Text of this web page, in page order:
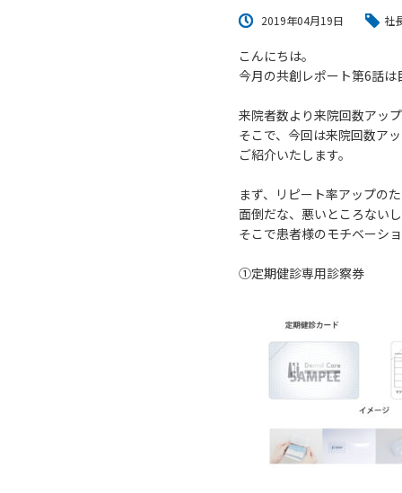
2019年04月19日 社
こんにちは。
今月の共創レポート第6話
来院者数より来院回数アッ
そこで、今回は来院回数ア
ご紹介いたします。
まず、リピート率アップの
面倒だな、悪いところない
そこで患者様のモチベーシ
①定期健診専用診察券